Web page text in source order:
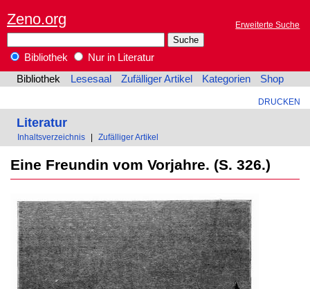
Zeno.org Erweiterte Suche
Bibliothek
Nur in Literatur
Bibliothek
Lesesaal Zufälliger Artikel Kategorien Shop
DRUCKEN
Literatur
Inhaltsverzeichnis Zufälliger Artikel
Eine Freundin vom Vorjahre. (S. 326.)